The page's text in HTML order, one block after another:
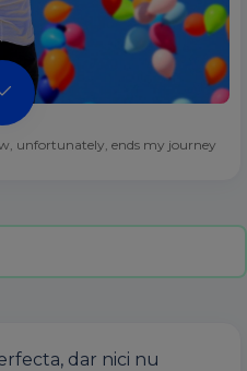
unfortunately, ends my journey
dar nici nu